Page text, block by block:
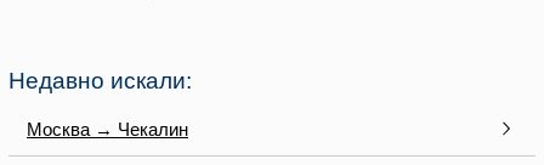
Недавно искали:
Москва → Чекалин